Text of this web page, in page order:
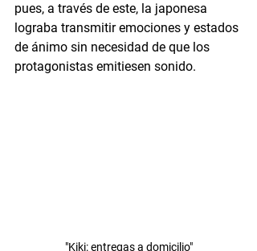
pues, a través de este, la japonesa
lograba transmitir emociones y estados
de ánimo sin necesidad de que los
protagonistas emitiesen sonido.
"Kiki: entregas a domicilio"